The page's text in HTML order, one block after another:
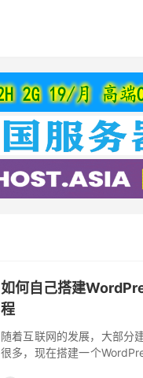
如何自己搭建
程
随着互联网的发展，大部分
很多，现在搭建一个